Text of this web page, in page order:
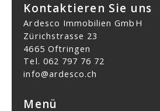
Kontaktieren Sie uns
Ardesco Immobilien GmbH
Zürichstrasse 23
4665 Oftringen
Tel. 062 797 76 72
info@ardesco.ch
Menü